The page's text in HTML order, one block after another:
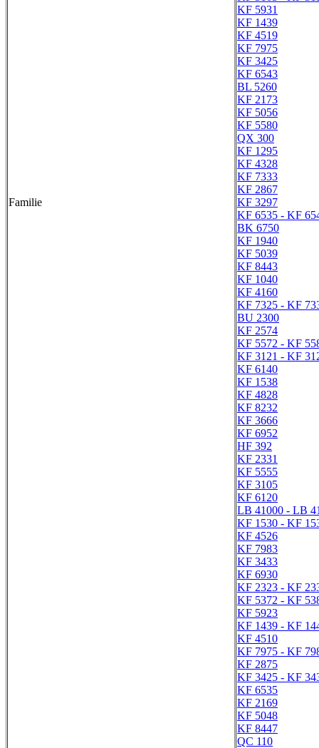
Familie
KF 5931
KF 1439
KF 4519
KF 7975
KF 3425
KF 6543
BL 5260
KF 2173
KF 5056
KF 5580
QX 300
KF 1295
KF 4328
KF 7333
KF 2867
KF 3297
KF 6535 - KF
BK 6750
KF 1940
KF 5039
KF 8443
KF 1040
KF 4160
KF 7325 - KF
BU 2300
KF 2574
KF 5572 - KF
KF 3121 - KF
KF 6140
KF 1538
KF 4828
KF 8232
KF 3666
KF 6952
HF 392
KF 2331
KF 5555
KF 3105
KF 6120
LB 41000 - LB
KF 1530 - KF
KF 4526
KF 7983
KF 3433
KF 6930
KF 2323 - KF
KF 5372 - KF
KF 5923
KF 1439 - KF
KF 4510
KF 7975 - KF
KF 2875
KF 3425 - KF
KF 6535
KF 2169
KF 5048
KF 8447
QC 110